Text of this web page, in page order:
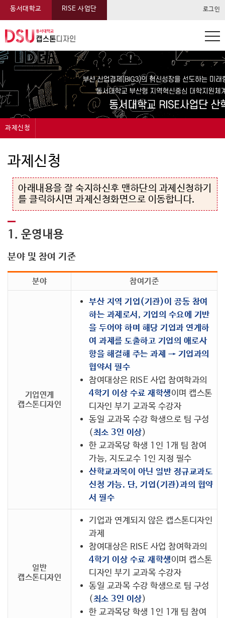
동서대학교 RISE 사업단 로그인
과제신청
과제신청
과제관리
온라인전시
커뮤니티
과제신청
아래내용을 잘 숙지하신후 맨하단의 과제신청하기
를 클릭하시면 과제신청화면으로 이동합니다.
1. 운영내용
분야 및 참여 기준
분야 참여기준
기업연계
캡스톤디자인
부산 지역 기업(기관)이 공동 참여
하는 과제로서, 기업의 수요에 기반
을 두어야 하며 해당 기업과 연계하
여 과제를 도출하고 기업의 애로사
항을 해결해 주는 과제 → 기업과의
협약서 필수
참여대상은 RISE 사업 참여학과의
4학기 이상 수료 재학생이며 캡스톤
디자인 부기 교과목 수강자
동일 교과목 수강 학생으로 팀 구성
(최소 3인 이상)
한 교과목당 학생 1인 1개 팀 참여
가능, 지도교수 1인 지정 필수
산학교과목이 아닌 일반 정규교과도
신청 가능. 단, 기업(기관)과의 협약
서 필수
일반
캡스톤디자인
기업과 연계되지 않은 캡스톤디자인
과제
참여대상은 RISE 사업 참여학과의
4학기 이상 수료 재학생이며 캡스톤
디자인 부기 교과목 수강자
동일 교과목 수강 학생으로 팀 구성
(최소 3인 이상)
한 교과목당 학생 1인 1개 팀 참여